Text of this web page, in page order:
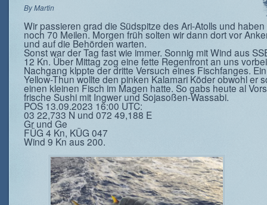
ByMartin
Wir passieren grad die Südspitze des Ari-Atolls und
noch 70 Meilen. Morgen früh solten wir dann dort vor
und auf die Behörden warten.
Sonst war der Tag fast wie immer. Sonnig mit Wind aus
12 Kn. Über Mittag zog eine fette Regenfront an uns
Nachgang klppte der dritte Versuch eines Fischfanges.
Yellow-Thun wollte den pinken Kalamari Köder obwohl er
einen kleinen Fisch im Magen hatte. So gabs heute al
frische Sushi mit Ingwer und Sojasoßen-Wassabi.
POS 13.09.2023 16:00 UTC:
03 22,733 N und 072 49,188 E
Gr und Ge
FÜG 4 Kn, KÜG 047
Wind 9 Kn aus 200.